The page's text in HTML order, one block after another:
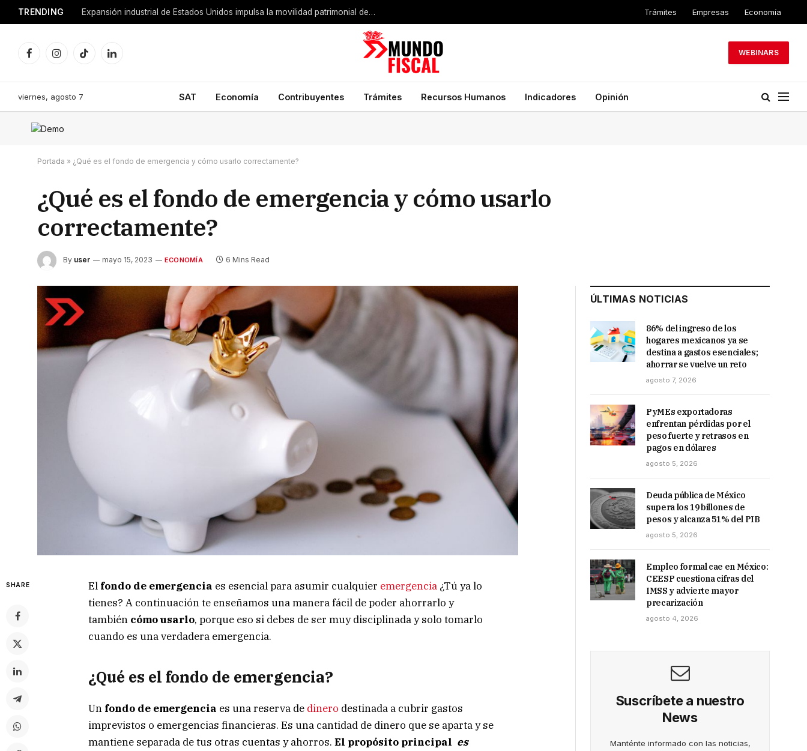
TRENDING Expansión industrial de Estados Unidos impulsa la movilidad patrimonial de empresarios mexicanos Trámites Empresas Economía
FacebookInstagramTikTokLinkedIn
WEBINARS
viernes, agosto 7 SAT Economía Contribuyentes Trámites Recursos Humanos Indicadores Opinión
Portada » ¿Qué es el fondo de emergencia y cómo usarlo correctamente?
¿Qué es el fondo de emergencia y cómo usarlo
correctamente?
By user mayo 15, 2023 ECONOMÍA 6 Mins Read
SHARE El fondo de emergencia es esencial para asumir cualquier emergencia ¿Tú ya lo
tienes? A continuación te enseñamos una manera fácil de poder ahorrarlo y
también cómo usarlo, porque eso si debes de ser muy disciplinada y solo tomarlo
cuando es una verdadera emergencia.
¿Qué es el fondo de emergencia?
Un fondo de emergencia es una reserva de dinero destinada a cubrir gastos
imprevistos o emergencias financieras. Es una cantidad de dinero que se aparta y se
mantiene separada de tus otras cuentas y ahorros. El propósito principal es
ÚLTIMAS NOTICIAS
86% del ingreso de los
hogares mexicanos ya se
destina a gastos esenciales;
ahorrar se vuelve un reto
agosto 7, 2026
PyMEs exportadoras
enfrentan pérdidas por el
peso fuerte y retrasos en
pagos en dólares
agosto 5, 2026
Deuda pública de México
supera los 19 billones de
pesos y alcanza 51% del PIB
agosto 5, 2026
Empleo formal cae en México:
CEESP cuestiona cifras del
IMSS y advierte mayor
precarización
agosto 4, 2026
Suscríbete a nuestro
News
Manténte informado con las noticias,